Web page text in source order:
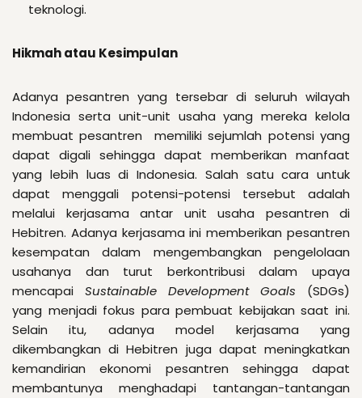
teknologi.
Hikmah atau Kesimpulan
Adanya pesantren yang tersebar di seluruh wilayah
Indonesia serta unit-unit usaha yang mereka kelola
membuat pesantren memiliki sejumlah potensi yang
dapat digali sehingga dapat memberikan manfaat
yang lebih luas di Indonesia. Salah satu cara untuk
dapat menggali potensi-potensi tersebut adalah
melalui kerjasama antar unit usaha pesantren di
Hebitren. Adanya kerjasama ini memberikan pesantren
kesempatan dalam mengembangkan pengelolaan
usahanya dan turut berkontribusi dalam upaya
mencapai Sustainable Development Goals (SDGs)
yang menjadi fokus para pembuat kebijakan saat ini.
Selain itu, adanya model kerjasama yang
dikembangkan di Hebitren juga dapat meningkatkan
kemandirian ekonomi pesantren sehingga dapat
membantunya menghadapi tantangan-tantangan